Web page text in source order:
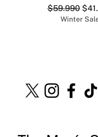
Precio
$59.990
Winter